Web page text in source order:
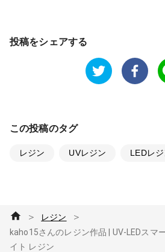
投稿をシェアする
この投稿のタグ
レジン UVレジン LEDレジ
＞ レジン ＞
kaho15さんのレジン作品 | UV-LEDス
イト レジン